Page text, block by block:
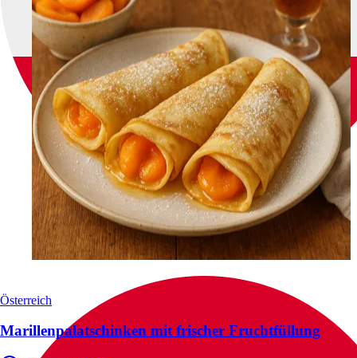
Österreich
Marillenpalatschinken mit frischer Fruchtfüllung